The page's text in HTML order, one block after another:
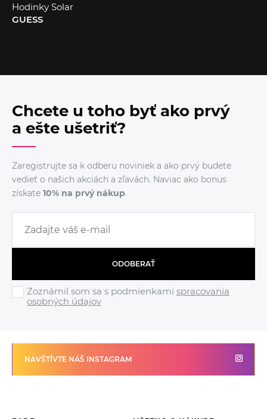
Hodinky Solar
GUESS
Chcete u toho byť ako prvý
a ešte ušetriť?
Zaregistrujte sa k odberu noviniek a ako prvý budete
vedieť o našich akciách a zľavách. Naviac ako bonus
získate 10% na prvý nákup.
ODOBERAŤ
Zoznámil som sa s podmienkami spracovania
osobných údajov
NAVŠTÍVTE NÁŠ INSTAGRAM